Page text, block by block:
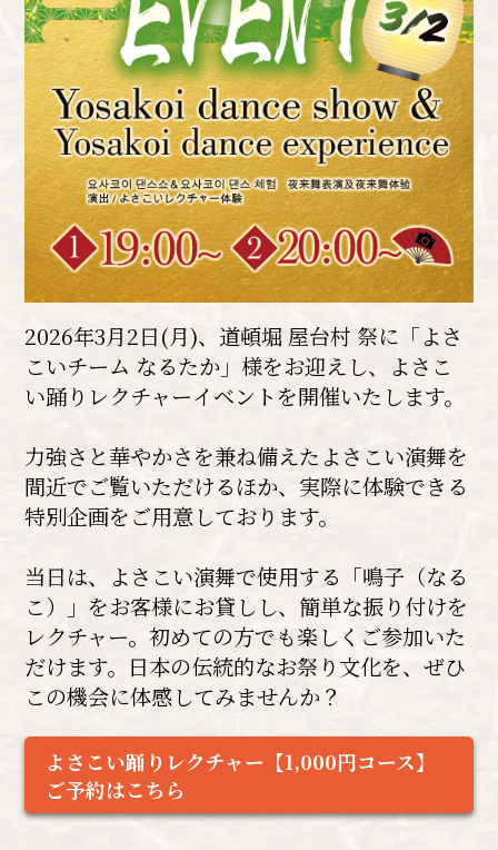
2026年3月2日(月)、道頓堀 屋台村 祭に「よさ
こいチーム なるたか」様をお迎えし、よさこ
い踊りレクチャーイベントを開催いたします。
力強さと華やかさを兼ね備えたよさこい演舞を
間近でご覧いただけるほか、実際に体験できる
特別企画をご用意しております。
当日は、よさこい演舞で使用する「鳴子（なる
こ）」をお客様にお貸しし、簡単な振り付けを
レクチャー。初めての方でも楽しくご参加いた
だけます。日本の伝統的なお祭り文化を、ぜひ
この機会に体感してみませんか？
よさこい踊りレクチャー【1,000円コース】
ご予約はこちら